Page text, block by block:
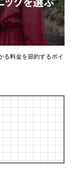
る料金を節約するポイ